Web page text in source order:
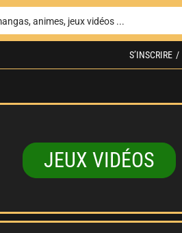
S’INSCRIRE /
JEUX VIDÉOS